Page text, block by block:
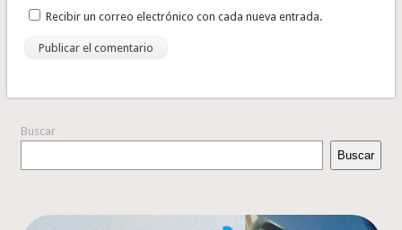
Recibir un correo electrónico con cada nueva entrada.
Buscar
Buscar